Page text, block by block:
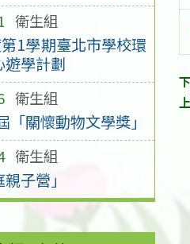
衛生組
1學期臺北市學校環
學計劃
衛生組
「關懷動物文學獎」
衛生組
子營」